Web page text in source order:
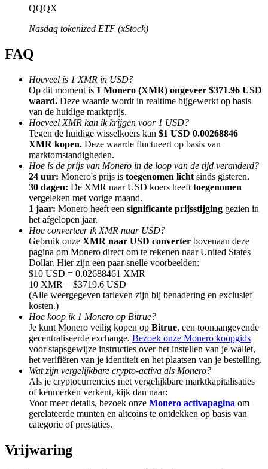
Doorverwijzing
Nodig een vriend uit om contante beloningen te ontvangen
BTC Welcome Rewards
BTC Welcome Rewards
Deposit & Trade BTC to Share 25000 USDT prize pool!
Deposit CASHCAT & Win
Share 500000 CASHCAT prize pool
QQQX
Nasdaq tokenized ETF (xStock)
FAQ
Hoeveel is 1 XMR in USD?
Op dit moment is 1 Monero (XMR) ongeveer $371.96 USD
waard. Deze waarde wordt in realtime bijgewerkt op basis
van de huidige marktprijs.
Hoeveel XMR kan ik krijgen voor 1 USD?
Tegen de huidige wisselkoers kan $1 USD 0.00268846
XMR kopen. Deze waarde fluctueert op basis van
marktomstandigheden.
Hoe is de prijs van Monero in de loop van de tijd veranderd?
24 uur: Monero's prijs is toegenomen licht sinds gisteren.
30 dagen: De XMR naar USD koers heeft toegenomen
vergeleken met vorige maand.
1 jaar: Monero heeft een significante prijsstijging gezien in
het afgelopen jaar.
Hoe converteer ik XMR naar USD?
Gebruik onze XMR naar USD converter bovenaan deze
pagina om Monero direct om te rekenen naar United States
Dollar. Hier zijn een paar snelle voorbeelden:
$10 USD = 0.02688461 XMR
10 XMR = $3719.6 USD
(Alle weergegeven tarieven zijn bij benadering en exclusief
kosten.)
Hoe koop ik 1 Monero op Bitrue?
Je kunt Monero veilig kopen op Bitrue, een toonaangevende
gecentraliseerde exchange. Bezoek onze Monero koopgids
voor stapsgewijze instructies over het instellen van je wallet,
het verifiëren van je identiteit en het plaatsen van je bestelling.
Wat zijn vergelijkbare crypto-activa als Monero?
Als je cryptocurrencies met vergelijkbare marktkapitalisaties
of kenmerken verkent, kijk dan naar:
Voor meer details, bezoek onze Monero activapagina om
gerelateerde munten en altcoins te ontdekken op basis van
categorie of prestaties.
Vrijwaring